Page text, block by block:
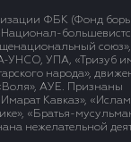
ФБК (Фонд
УНСО, УПА, «Тризуб
народа»,
АУЕ. Признаны
Кавказ»,
«Братья-
нежелательной